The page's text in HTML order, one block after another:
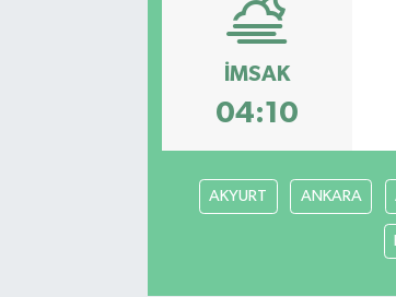
İMSAK
04:10
AKYURT ANKARA